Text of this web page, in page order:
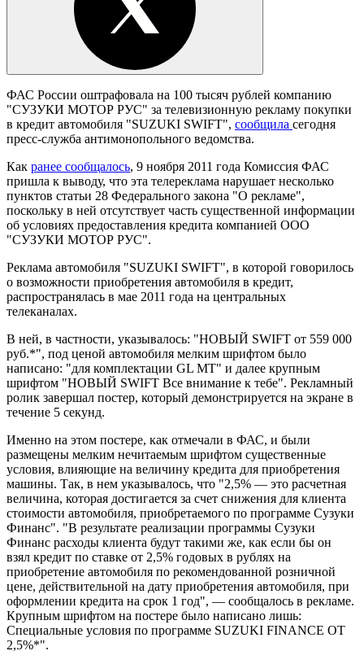
ФАС России оштрафовала на 100 тысяч рублей компанию
"СУЗУКИ МОТОР РУС" за телевизионную рекламу покупки
в кредит автомобиля "SUZUKI SWIFT", сообщила сегодня
пресс-служба антимонопольного ведомства.
Как ранее сообщалось, 9 ноября 2011 года Комиссия ФАС
пришла к выводу, что эта телереклама нарушает несколько
пунктов статьи 28 Федерального закона "О рекламе",
поскольку в ней отсутствует часть существенной информации
об условиях предоставления кредита компанией ООО
"СУЗУКИ МОТОР РУС".
Реклама автомобиля "SUZUKI SWIFT", в которой говорилось
о возможности приобретения автомобиля в кредит,
распространялась в мае 2011 года на центральных
телеканалах.
В ней, в частности, указывалось: "НОВЫЙ SWIFT от 559 000
руб.*", под ценой автомобиля мелким шрифтом было
написано: "для комплектации GL MT" и далее крупным
шрифтом "НОВЫЙ SWIFT Все внимание к тебе". Рекламный
ролик завершал постер, который демонстрируется на экране в
течение 5 секунд.
Именно на этом постере, как отмечали в ФАС, и были
размещены мелким нечитаемым шрифтом существенные
условия, влияющие на величину кредита для приобретения
машины. Так, в нем указывалось, что "2,5% — это расчетная
величина, которая достигается за счет снижения для клиента
стоимости автомобиля, приобретаемого по программе Сузуки
Финанс". "В результате реализации программы Сузуки
Финанс расходы клиента будут такими же, как если бы он
взял кредит по ставке от 2,5% годовых в рублях на
приобретение автомобиля по рекомендованной розничной
цене, действительной на дату приобретения автомобиля, при
оформлении кредита на срок 1 год", — сообщалось в рекламе.
Крупным шрифтом на постере было написано лишь:
Специальные условия по программе SUZUKI FINANCE ОТ
2,5%*".